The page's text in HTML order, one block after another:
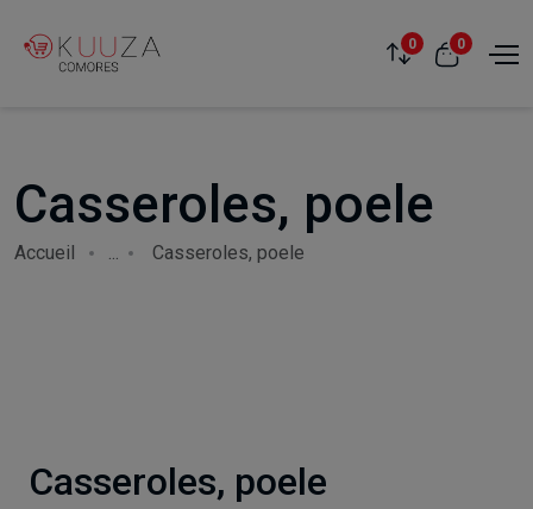
0 0
Casseroles, poele
Accueil ... Casseroles, poele
Casseroles, poele